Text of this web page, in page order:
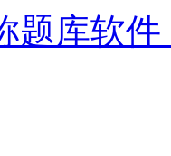
题库软